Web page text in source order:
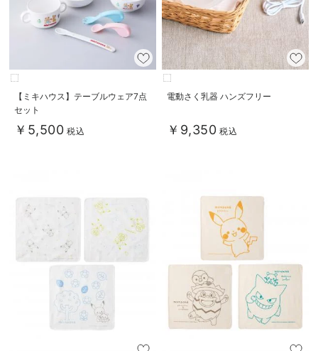
【ミキハウス】テーブルウェア7点
セット
￥5,500 税込
電動さく乳器 ハンズフリー
￥9,350 税込